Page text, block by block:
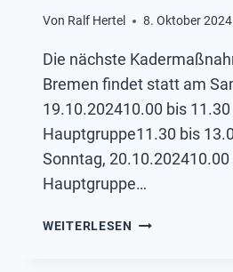
Von Ralf Hertel 8. Oktober 2024
Die nächste
Bremen findet statt am
19.10.202410.00 bis 11.30
Hauptgruppe11.30 bis
Sonntag,
Hauptgruppe…
WEITERLESEN LTV-